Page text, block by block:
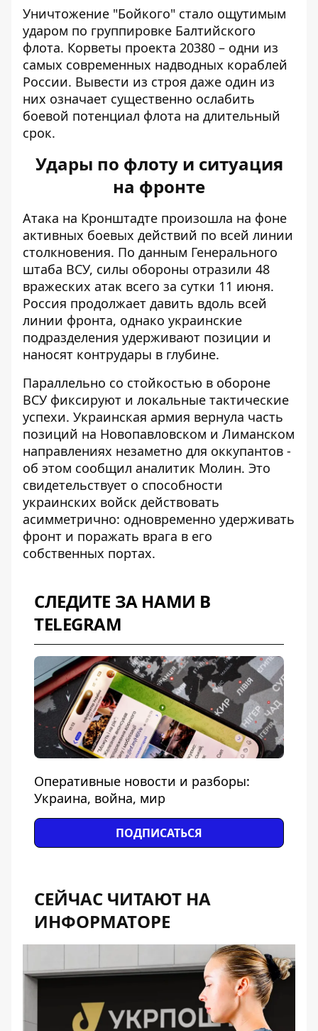
Уничтожение "Бойкого" стало ощутимым
ударом по группировке Балтийского
флота. Корветы проекта 20380 – одни из
самых современных надводных кораблей
России. Вывести из строя даже один из
них означает существенно ослабить
боевой потенциал флота на длительный
срок.
Удары по флоту и ситуация
на фронте
Атака на Кронштадте произошла на фоне
активных боевых действий по всей линии
столкновения. По данным Генерального
штаба ВСУ, силы обороны отразили 48
вражеских атак всего за сутки 11 июня.
Россия продолжает давить вдоль всей
линии фронта, однако украинские
подразделения удерживают позиции и
наносят контрудары в глубине.
Параллельно со стойкостью в обороне
ВСУ фиксируют и локальные тактические
успехи. Украинская армия вернула часть
позиций на Новопавловском и Лиманском
направлениях незаметно для оккупантов -
об этом сообщил аналитик Молин. Это
свидетельствует о способности
украинских войск действовать
асимметрично: одновременно удерживать
фронт и поражать врага в его
собственных портах.
СЛЕДИТЕ ЗА НАМИ В
TELEGRAM
Оперативные новости и разборы:
Украина, война, мир
ПОДПИСАТЬСЯ
СЕЙЧАС ЧИТАЮТ НА
ИНФОРМАТОРЕ